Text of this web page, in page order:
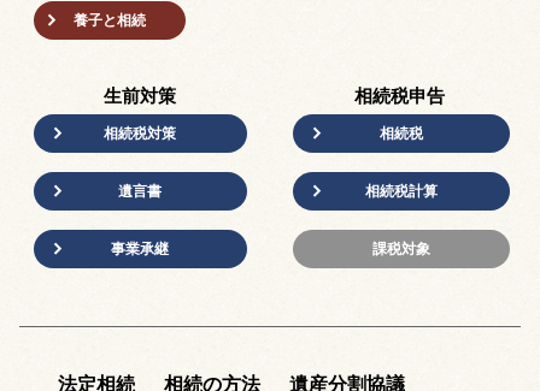
養子と相続
生前対策
相続税対策
遺言書
事業承継
相続税申告
相続税
相続税計算
課税対象
法定相続 相続の方法
遺産分割協議